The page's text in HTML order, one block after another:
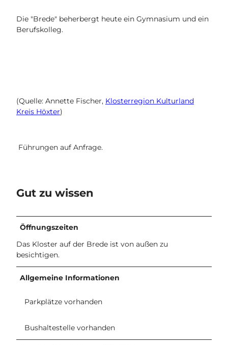
Die "Brede" beherbergt heute ein Gymnasium und ein
Berufskolleg.
(Quelle: Annette Fischer, Klosterregion Kulturland
Kreis Höxter)
Führungen auf Anfrage.
Gut zu wissen
Öffnungszeiten
Das Kloster auf der Brede ist von außen zu
besichtigen.
Allgemeine Informationen
Parkplätze vorhanden
Bushaltestelle vorhanden